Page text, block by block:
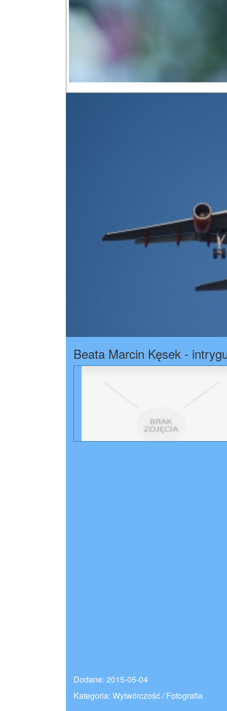
Beata Marcin Kęsek -
Dodane: 2015-05-04
Kategoria: Wytwórczość / Fotografia